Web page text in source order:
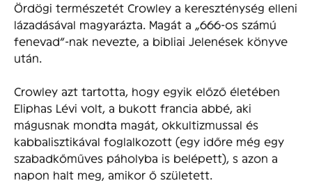
Ördögi természetét Crowley a kereszténység elleni
lázadásával magyarázta. Magát a „666-os számú
fenevad”-nak nevezte, a bibliai Jelenések könyve
után.
Crowley azt tartotta, hogy egyik előző életében
Eliphas Lévi volt, a bukott francia abbé, aki
mágusnak mondta magát, okkultizmussal és
kabbalisztikával foglalkozott (egy időre még egy
szabadkőműves páholyba is belépett), s azon a
napon halt meg, amikor ő született.